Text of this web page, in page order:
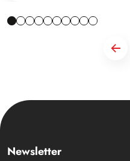
Newsletter